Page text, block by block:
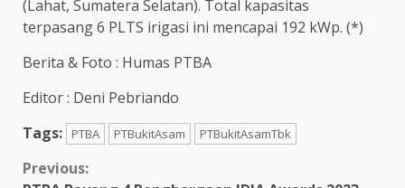
(Lahat, Sumatera Selatan). Total kapasitas
terpasang 6 PLTS irigasi ini mencapai 192 kWp. (*)
Berita & Foto : Humas PTBA
Editor : Deni Pebriando
Tags:
PTBA PTBukitAsam PTBukitAsamTbk
Continue
Previous: